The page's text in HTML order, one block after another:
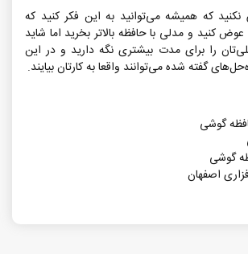
که همیشه می‌توانید به این فکر کنید که
کنید و مدلی با حافظه بالاتر بخرید اما شاید
را برای مدت بیشتری نگه دارید و در این
گفته شده می‌توانند واقعا به کارتان بیایند.
گوشی
گوشی
اصفهان